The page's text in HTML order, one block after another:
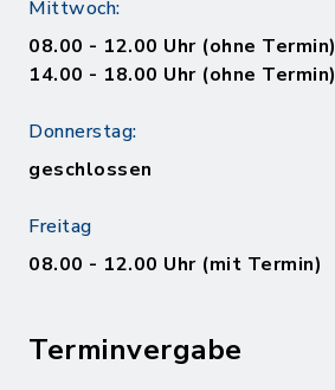
Mittwoch:
08.00 - 12.00 Uhr (ohne Termin)
14.00 - 18.00 Uhr (ohne Termin)
Donnerstag:
geschlossen
Freitag
08.00 - 12.00 Uhr (mit Termin)
Terminvergabe